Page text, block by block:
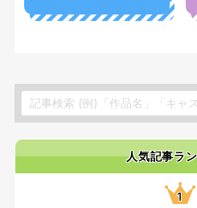
人気記事ラ